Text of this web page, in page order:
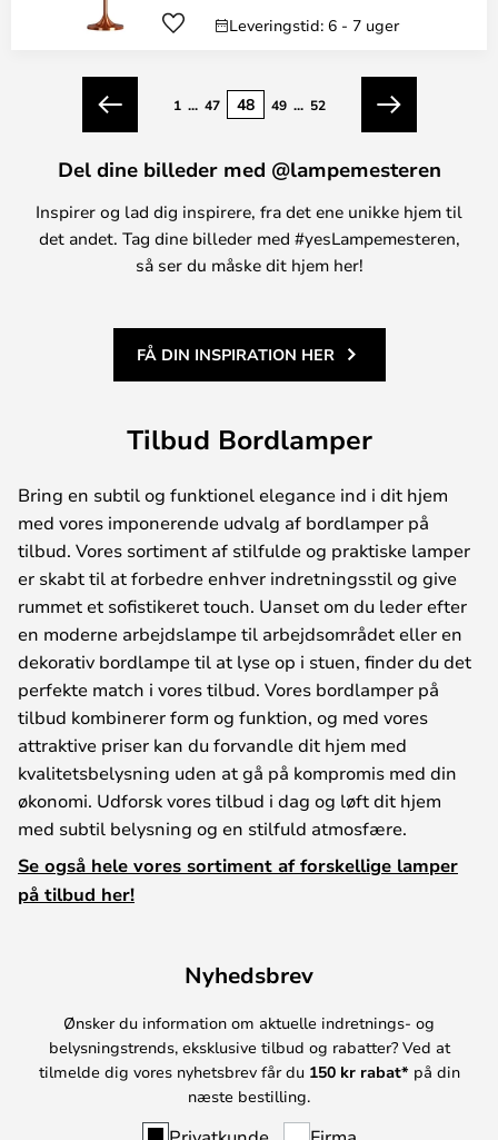
Leveringstid: 6 - 7 uger
Forrige
Side
1 ... 47 48 49 ... 52
Næste
Del dine billeder med @lampemesteren
Inspirer og lad dig inspirere, fra det ene unikke hjem til
det andet. Tag dine billeder med #yesLampemesteren,
så ser du måske dit hjem her!
FÅ DIN INSPIRATION HER
Tilbud Bordlamper
Bring en subtil og funktionel elegance ind i dit hjem
med vores imponerende udvalg af bordlamper på
tilbud. Vores sortiment af stilfulde og praktiske lamper
er skabt til at forbedre enhver indretningsstil og give
rummet et sofistikeret touch. Uanset om du leder efter
en moderne arbejdslampe til arbejdsområdet eller en
dekorativ bordlampe til at lyse op i stuen, finder du det
perfekte match i vores tilbud. Vores bordlamper på
tilbud kombinerer form og funktion, og med vores
attraktive priser kan du forvandle dit hjem med
kvalitetsbelysning uden at gå på kompromis med din
økonomi. Udforsk vores tilbud i dag og løft dit hjem
med subtil belysning og en stilfuld atmosfære.
Se også hele vores sortiment af forskellige lamper
på tilbud her!
Nyhedsbrev
Ønsker du information om aktuelle indretnings- og
belysningstrends, eksklusive tilbud og rabatter? Ved at
tilmelde dig vores nyhetsbrev får du 150 kr rabat* på din
næste bestilling.